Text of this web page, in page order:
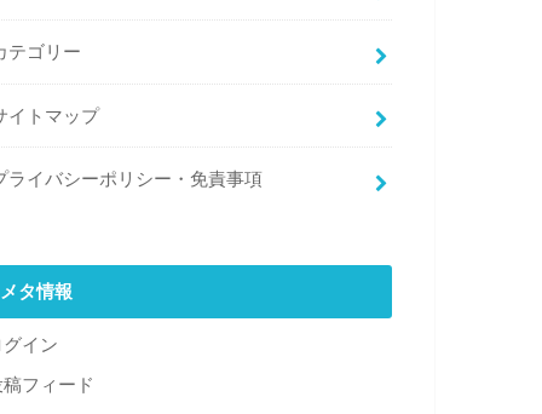
テゴリー
イトマップ
ライバシーポリシー・免責事項
メタ情報
グイン
稿フィード